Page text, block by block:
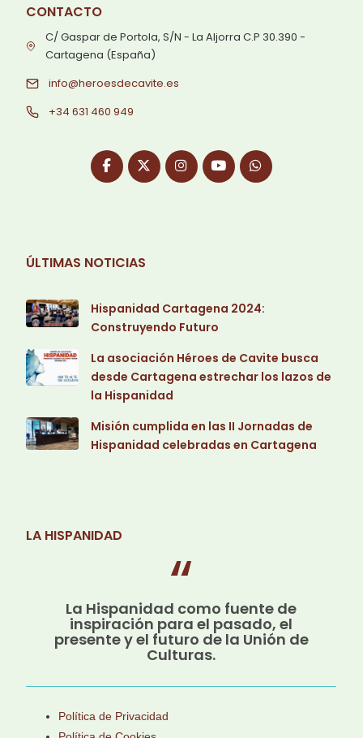
CONTACTO
C/ Gaspar de Portola, S/N - La Aljorra C.P 30.390 -
Cartagena (España)
info@heroesdecavite.es
+34 631 460 949
ÚLTIMAS NOTICIAS
Hispanidad Cartagena 2024:
Construyendo Futuro
La asociación Héroes de Cavite busca
desde Cartagena estrechar los lazos de
la Hispanidad
Misión cumplida en las II Jornadas de
Hispanidad celebradas en Cartagena
LA HISPANIDAD
La Hispanidad como fuente de
inspiración para el pasado, el
presente y el futuro de la Unión de
Culturas.
Política de Privacidad